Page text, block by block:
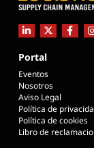
Portal
Eventos
Nosotros
Aviso Legal
Política de
Política de cookies
Libro de